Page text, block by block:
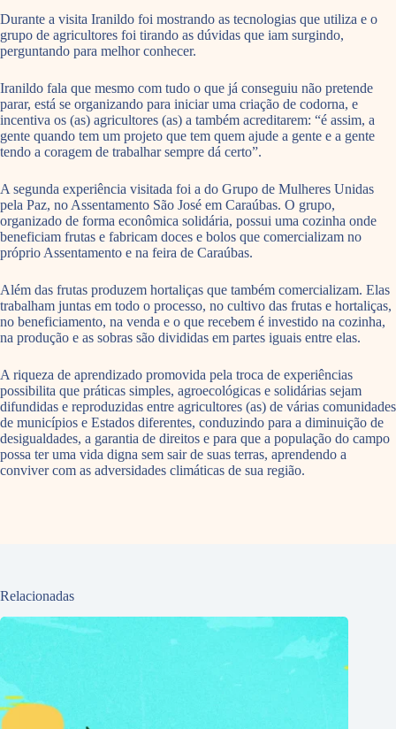
Durante a visita Iranildo foi mostrando as tecnologias que utiliza e o
grupo de agricultores foi tirando as dúvidas que iam surgindo,
perguntando para melhor conhecer.
Iranildo fala que mesmo com tudo o que já conseguiu não pretende
parar, está se organizando para iniciar uma criação de codorna, e
incentiva os (as) agricultores (as) a também acreditarem: “é assim, a
gente quando tem um projeto que tem quem ajude a gente e a gente
tendo a coragem de trabalhar sempre dá certo”.
A segunda experiência visitada foi a do Grupo de Mulheres Unidas
pela Paz, no Assentamento São José em Caraúbas. O grupo,
organizado de forma econômica solidária, possui uma cozinha onde
beneficiam frutas e fabricam doces e bolos que comercializam no
próprio Assentamento e na feira de Caraúbas.
Além das frutas produzem hortaliças que também comercializam. Elas
trabalham juntas em todo o processo, no cultivo das frutas e hortaliças,
no beneficiamento, na venda e o que recebem é investido na cozinha,
na produção e as sobras são divididas em partes iguais entre elas.
A riqueza de aprendizado promovida pela troca de experiências
possibilita que práticas simples, agroecológicas e solidárias sejam
difundidas e reproduzidas entre agricultores (as) de várias comunidades
de municípios e Estados diferentes, conduzindo para a diminuição de
desigualdades, a garantia de direitos e para que a população do campo
possa ter uma vida digna sem sair de suas terras, aprendendo a
conviver com as adversidades climáticas de sua região.
Relacionadas